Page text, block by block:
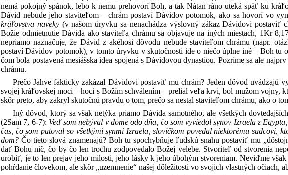
nemá pokojný spánok, lebo k nemu prehovorí Boh, a tak Nátan ráno uteká späť ku
Dávid nebude jeho staviteľom – chrám postaví Dávidov potomok, ako sa hovorí vo
kráľovstva naveky(v našom úryvku sa nenachádza výslovný zákaz Dávidovi postaviť
Božie odmietnutie Dávida ako staviteľa chrámu sa objavuje na iných miestach, 1Kr
nepriamo naznačuje, že Dávid z akéhosi dôvodu nebude staviteľom chrámu (napr.
postaví Dávidov potomok), v tomto úryvku v skutočnosti ide o niečo úplne iné – Boh tu
čom bola postavená mesiášska idea spojená s Dávidovou dynastiou. Pozrime sa ale
chrámu.
Prečo Jahve fakticky zakázal Dávidovi postaviť mu chrám? Jeden dôvod uvádzajú
svojej kráľovskej moci – hoci s Božím schválením – prelial veľa krvi, bol mužom vojny,
skôr preto, aby zakryl skutočnú pravdu o tom, prečo sa nestal staviteľom chrámu, ako o
Iný dôvod, ktorý sa však netýka priamo Dávida samotného, ale všetkých
(2Sam 7, 6-7): Veď som nebýval v dome odo dňa, čo som vyviedol synov Izraela z
čas, čo som putoval so všetkými synmi Izraela, slovíčkom povedal niektorému sudcovi,
dom?Čo tieto slová znamenajú? Boh tu spochybňuje ľudskú snahu postaviť mu
dať Bohu nič, čo by čo len trochu zodpovedalo Božej velebe. Stvoriteľ od stvorenia
urobiť, je to len prejav jeho milosti, jeho lásky k jeho úbohým stvoreniam. Neviďme
pohŕdanie človekom, ale skôr „uzemnenie“ našej dôležitosti vo svojich vlastných očiach,